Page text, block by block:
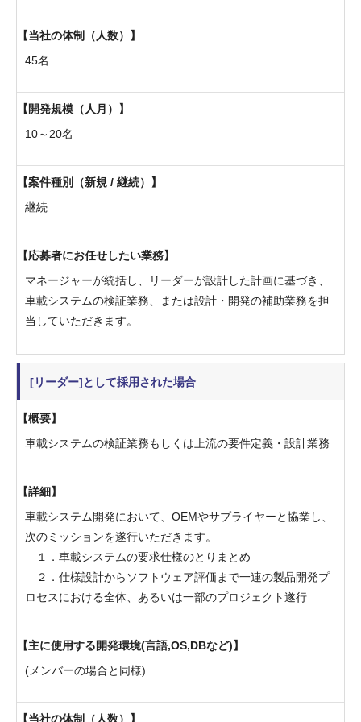
当社の体制（人数）
45名
開発規模（人月）
10～20名
案件種別（新規 / 継続）
継続
応募者にお任せしたい業務
マネージャーが統括し、リーダーが設計した計画に基づき、
車載システムの検証業務、または設計・開発の補助業務を担
当していただきます。
[リーダー]として採用された場合
概要
車載システムの検証業務もしくは上流の要件定義・設計業務
詳細
車載システム開発において、OEMやサプライヤーと協業し、
次のミッションを遂行いただきます。
１．車載システムの要求仕様のとりまとめ
２．仕様設計からソフトウェア評価まで一連の製品開発プ
ロセスにおける全体、あるいは一部のプロジェクト遂行
主に使用する開発環境(言語,OS,DBなど)
(メンバーの場合と同様)
当社の体制（人数）